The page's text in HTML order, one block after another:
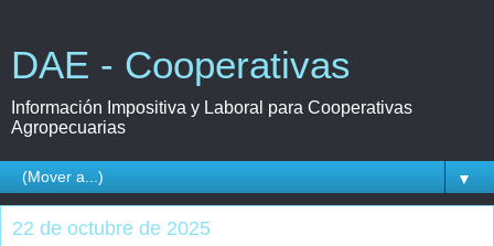
DAE - Cooperativas
Información Impositiva y Laboral para Cooperativas
Agropecuarias
▼
22 de octubre de 2025